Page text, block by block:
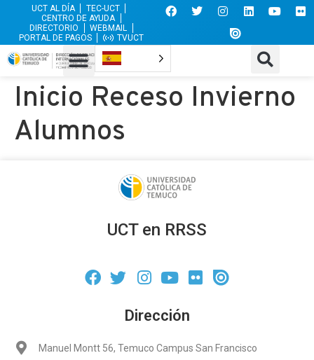
UCT AL DÍA
TEC-UCT
CENTRO DE AYUDA
DIRECTORIO
WEBMAIL
PORTAL DE PAGOS
TVUCT
Inicio Receso Invierno
Alumnos
UCT en RRSS
Dirección
Manuel Montt 56, Temuco Campus San Francisco